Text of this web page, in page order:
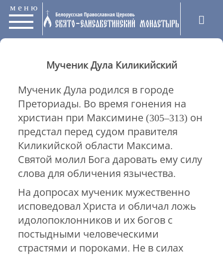
меню
Мученик Дула Киликийский
Мученик Дула родился в городе
Преториады. Во время гонения на
христиан при Максимине (305–313) он
предстал перед судом правителя
Киликийской области Максима.
Святой молил Бога даровать ему силу
слова для обличения язычества.
На допросах мученик мужественно
исповедовал Христа и обличал ложь
идолопоклонников и их богов с
постыдными человеческими
страстями и пороками. Не в силах